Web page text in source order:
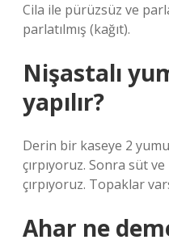
Cila ile pürüzsüz ve
parlatılmış (kağıt).
Nişastalı
yapılır?
Derin bir kaseye 2
çırpıyoruz. Sonra süt
çırpıyoruz. Topaklar
Ahar ne